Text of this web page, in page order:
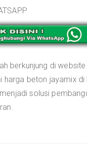
berkunjung di
harga beton jayamix
solusi